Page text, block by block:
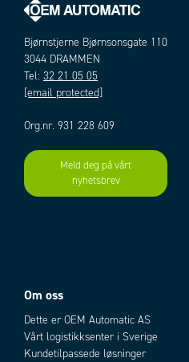
Bjørnstjerne Bjørnsonsgate 110
3044 DRAMMEN
Tel: 32 21 05 05
[email protected]
Org.nr. 931 228 609
Meld deg på vårt
nyhetsbrev
Om oss
Dette er OEM Automatic AS
Vårt logistikksenter i Sverige
Kundetilpassede løsninger